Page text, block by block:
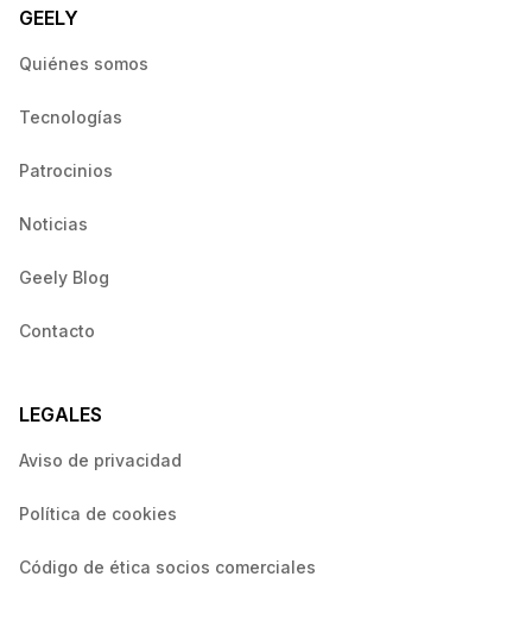
GEELY
Quiénes somos
Tecnologías
Patrocinios
Noticias
Geely Blog
Contacto
LEGALES
Aviso de privacidad
Política de cookies
Código de ética socios comerciales